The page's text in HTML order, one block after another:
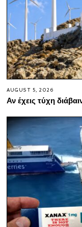
AUGUST 5, 2026
Αν έχεις τύχη